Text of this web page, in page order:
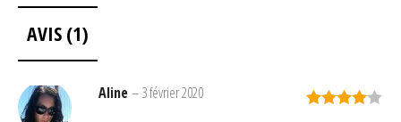
AVIS (1)
Aline–3 février 2020